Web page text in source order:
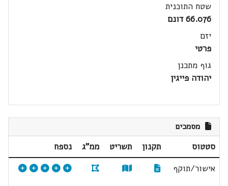
שטח התוכנית
66.076 דונם
יזם
פרטי
גוף מתכנן
יהודה פייגין
מסמכים
סטטוס תקנון תשריט ממ"ג
נספח
אישור/תוקף